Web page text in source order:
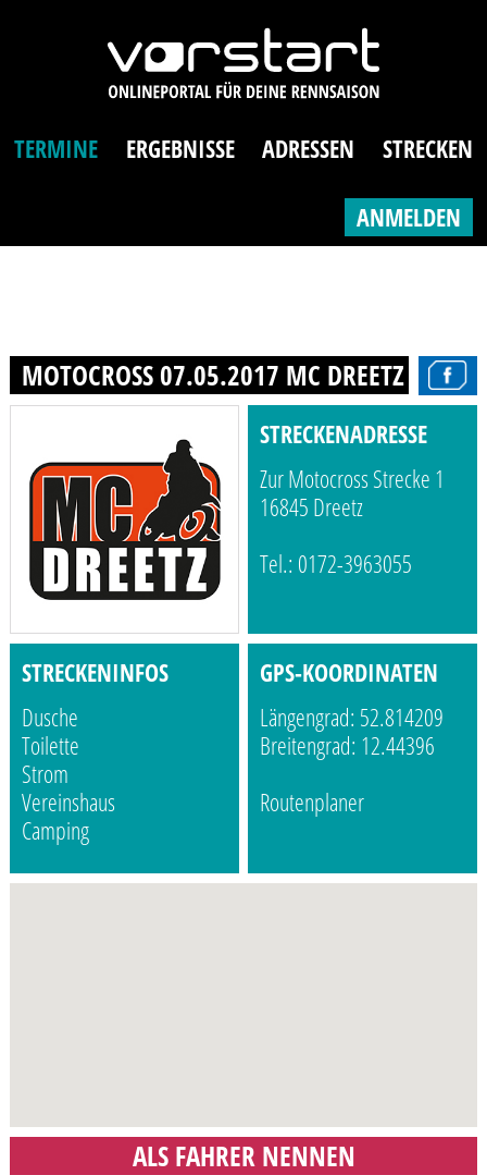
TERMINE ERGEBNISSE ADRESSEN STRECKEN
ANMELDEN
MOTOCROSS 07.05.2017 MC DREETZ E.V.
STRECKENADRESSE
Zur Motocross Strecke 1
16845 Dreetz
Tel.: 0172-3963055
STRECKENINFOS
Dusche
Toilette
Strom
Vereinshaus
Camping
GPS-KOORDINATEN
Längengrad: 52.814209
Breitengrad: 12.44396
Routenplaner
ALS FAHRER NENNEN